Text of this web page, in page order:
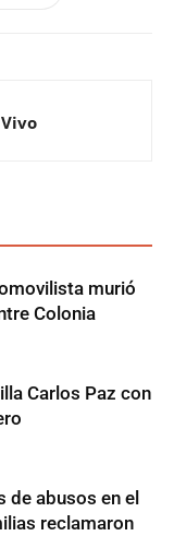
murió
Colonia
Carlos Paz con
de abusos en el
reclamaron